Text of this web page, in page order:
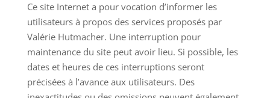
Ce site Internet a pour vocation d’informer les
utilisateurs à propos des services proposés par
Valérie Hutmacher. Une interruption pour
maintenance du site peut avoir lieu. Si possible, les
dates et heures de ces interruptions seront
précisées à l’avance aux utilisateurs. Des